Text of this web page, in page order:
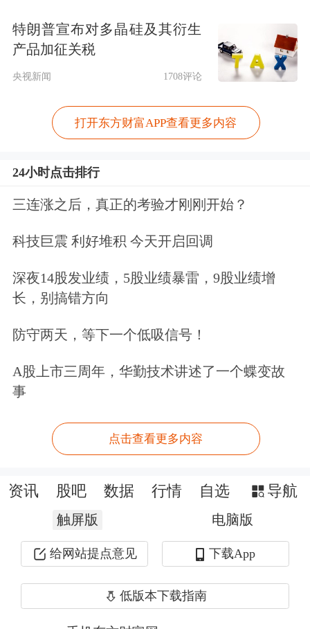
比重29.41%。受行业特性影响，公司设
备验收周期偏长，存货里发出商品占比
的存货跌价风险。
体承压的环境下，相关款项回收进度存
在不确定性，有可能进一步拖累公司现
金流。
还将半导体业务作为第二增长曲线。公
司在预案中表示，在半导体方向深入研
发半导体
技术，推动国产替代；另一方面旨在进
一步提升公司数字化、智能化能力、交
付能力和精细化运营能力。
不过，半导体设备
行业也具有技术壁垒
高、验证周期长的特点。公司表示，需
在产品研发、样机制造及客户验证阶段
投入大量资金。
特朗普宣布对多晶硅及其衍生
产品加征关税
央视新闻 1708评论
打开东方财富APP查看更多内容
24小时点击排行
三连涨之后，真正的考验才刚刚开始？
科技巨震 利好堆积 今天开启回调
深夜14股发业绩，5股业绩暴雷，9股业绩增
长，别搞错方向
防守两天，等下一个低吸信号！
A股上市三周年，华勤技术讲述了一个蝶变故
事
点击查看更多内容
资讯 股吧 数据 行情 自选 导航
触屏版 电脑版
给网站提点意见 下载App
低版本下载指南